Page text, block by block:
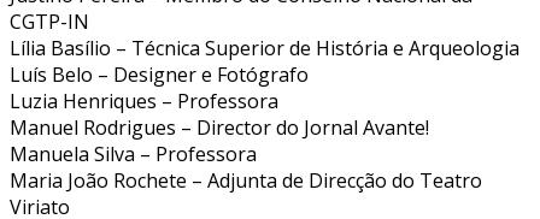
CGTP-IN
Lília Basílio – Técnica Superior de História e Arqueologia
Luís Belo – Designer e Fotógrafo
Luzia Henriques – Professora
Manuel Rodrigues – Director do Jornal Avante!
Manuela Silva – Professora
Maria João Rochete – Adjunta de Direcção do Teatro
Viriato